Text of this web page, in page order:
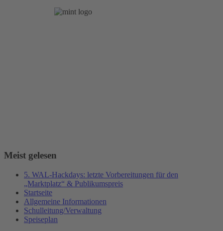
Meist gelesen
5. WAL-Hackdays: letzte Vorbereitungen für den
„Marktplatz“ & Publikumspreis
Startseite
Allgemeine Informationen
Schulleitung/Verwaltung
Speiseplan